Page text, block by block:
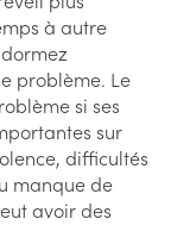
à autre
problème. Le
si ses
sur
difficultés
manque de
avoir des